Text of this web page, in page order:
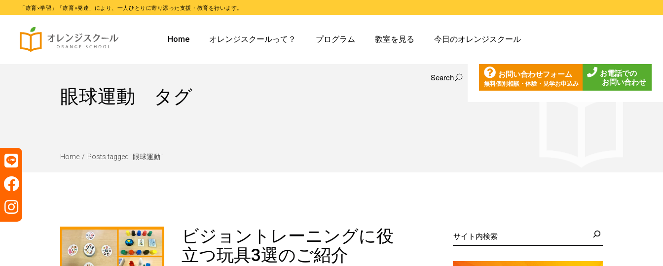
「療育×学習」「療育×発達」により、一人ひとりに寄り添った支援・教育を行います。
Home オレンジスクールって？ プログラム 教室を見る
藤沢第２教室
今日のオレンジスクール
今日の東戸塚教室
今日の藤沢第２教室
Search お問い合わせフォーム
無料個別相談・体験・見学お申込み
お電話での
お問い合わせ
オレンジスクールピコとは
オレンジスクールピコのプログラム
東戸塚第２教室
ピコ東戸塚教室
今日の東戸塚第２教室
今日の東戸塚第４教室
今日のピコ東戸塚教室
眼球運動 タグ
Home Posts tagged "眼球運動"
ビジョントレーニングに役
立つ玩具3選のご紹介
索